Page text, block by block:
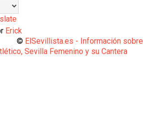
Erick
ElSevillista.es - Información sobre
Sevilla Femenino y su Cantera